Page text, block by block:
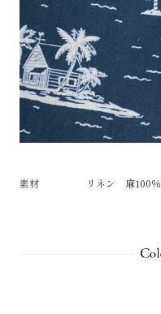
素材 リネン 麻100％